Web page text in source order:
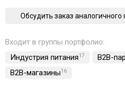
Обсудить заказ аналогичного
Входит в группы портфолио:
Индустрия питания17 B2B-
B2B-магазины16